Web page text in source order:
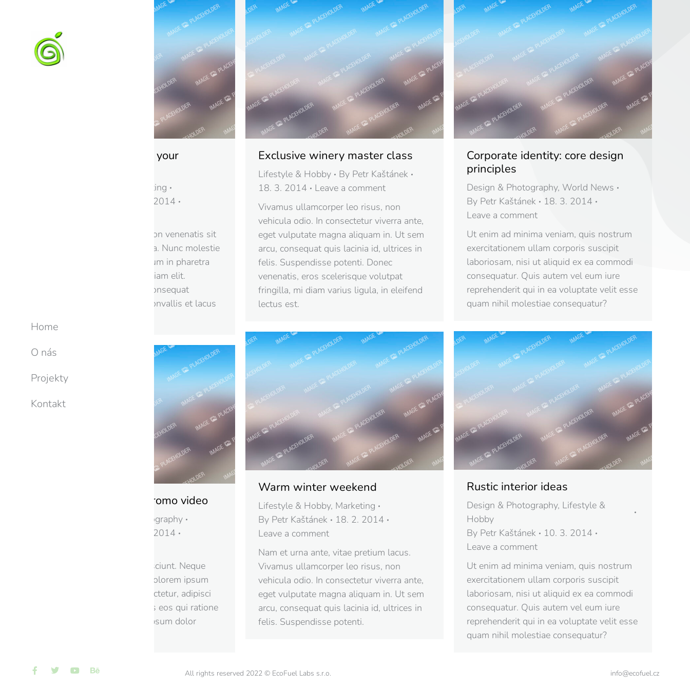
Add yoga classes to your
Marketing
18. 3. 2014
Proin tellus mi, eleifend non venenatis sit
amet, ullamcorper at ligula. Nunc molestie
dolor nec magna fermentum in pharetra
orci mollis. Nam tempor diam elit.
Praesent magna metus, consequat
consectetur viverra nec, convallis et lacus
Exclusive winery master class
Lifestyle & Hobby By Petr Kaštánek
18. 3. 2014
Leave a comment
Vivamus ullamcorper leo risus, non
vehicula odio. In consectetur viverra ante,
eget vulputate magna aliquam in. Ut sem
arcu, consequat quis lacinia id, ultrices in
felis. Suspendisse potenti. Donec
venenatis, eros scelerisque volutpat
fringilla, mi diam varius ligula, in eleifend
lectus est.
Corporate identity: core design
principles
Design & Photography, World News
By Petr Kaštánek
18. 3. 2014
Leave a comment
Ut enim ad minima veniam, quis nostrum
exercitationem ullam corporis suscipit
laboriosam, nisi ut aliquid ex ea commodi
consequatur. Quis autem vel eum iure
reprehenderit qui in ea voluptate velit esse
quam nihil molestiae consequatur?
Rustic interior ideas
Design & Photography, Lifestyle &
Hobby
By Petr Kaštánek
10. 3. 2014
Leave a comment
Ut enim ad minima veniam, quis nostrum
exercitationem ullam corporis suscipit
laboriosam, nisi ut aliquid ex ea commodi
consequatur. Quis autem vel eum iure
reprehenderit qui in ea voluptate velit esse
quam nihil molestiae consequatur?
Warm winter weekend
Lifestyle & Hobby, Marketing
By Petr Kaštánek
18. 2. 2014
Leave a comment
Nam et urna ante, vitae pretium lacus.
Vivamus ullamcorper leo risus, non
vehicula odio. In consectetur viverra ante,
eget vulputate magna aliquam in. Ut sem
arcu, consequat quis lacinia id, ultrices in
felis. Suspendisse potenti.
Awesome fashion promo video
Design & Photography
11. 2. 2014
Nemo enim tem sequi nesciunt. Neque
porro quisquam est, qui dolorem ipsum
quia dolor sit amet, consectetur, adipisci
velit, sed quia non dolores eos qui ratione
voluptatem sequi lorem ipsum dolor
All rights reserved 2022 © EcoFuel Labs s.r.o. info@ecofuel.cz
Home
O nás
Projekty
Kontakt